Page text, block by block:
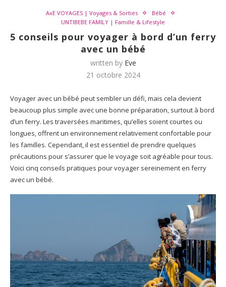
AxE VOYAGES | Voyages & Sorties
Bébé
UNTIBEBE FAMILY | Famille & Lifestyle
5 conseils pour voyager à bord d’un ferry
avec un bébé
written by Eve
21 octobre 2024
Voyager avec un bébé peut sembler un défi, mais cela devient
beaucoup plus simple avec une bonne préparation, surtout à bord
d’un ferry. Les traversées maritimes, qu’elles soient courtes ou
longues, offrent un environnement relativement confortable pour
les familles. Cependant, il est essentiel de prendre quelques
précautions pour s’assurer que le voyage soit agréable pour tous.
Voici cinq conseils pratiques pour voyager sereinement en ferry
avec un bébé.